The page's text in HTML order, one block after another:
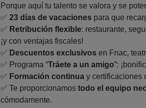
Porque aquí tu talento se valora y se
✅ 23 días de vacacionespara que
✅ Retribución flexible: restaurante,
¡y con ventajas fiscales!
✅ Descuentos exclusivosen Fnac,
✅ Programa “Tráete a un amigo”:
✅ Formación continuay certificaciones
✅ Te proporcionamos todo el equipo
cómodamente.